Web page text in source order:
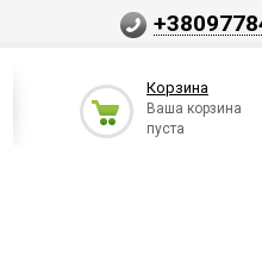
Корзина
Ваша корзина
пуста